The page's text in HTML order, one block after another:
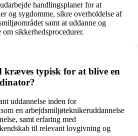
handlingsplaner for at
og sygdomme, sikre overholdelse af
samt at uddanne og
sikkerhedsprocedurer.
typisk for at blive en
uddannelse inden for
en arbejdsmiljøteknikeruddannelse
samt erfaring med
til relevant lovgivning og